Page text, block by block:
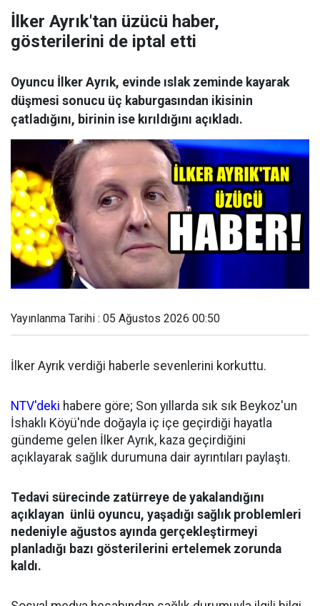
İlker Ayrık'tan üzücü haber,
gösterilerini de iptal etti
Oyuncu İlker Ayrık, evinde ıslak zeminde kayarak
düşmesi sonucu üç kaburgasından ikisinin
çatladığını, birinin ise kırıldığını açıkladı.
Yayınlanma Tarihi : 05 Ağustos 2026 00:50
İlker Ayrık verdiği haberle sevenlerini korkuttu.
NTV'deki habere göre; Son yıllarda sık sık Beykoz'un
İshaklı Köyü'nde doğayla iç içe geçirdiği hayatla
gündeme gelen İlker Ayrık, kaza geçirdiğini
açıklayarak sağlık durumuna dair ayrıntıları paylaştı.
Tedavi sürecinde zatürreye de yakalandığını
açıklayan ünlü oyuncu, yaşadığı sağlık problemleri
nedeniyle ağustos ayında gerçekleştirmeyi
planladığı bazı gösterilerini ertelemek zorunda
kaldı.